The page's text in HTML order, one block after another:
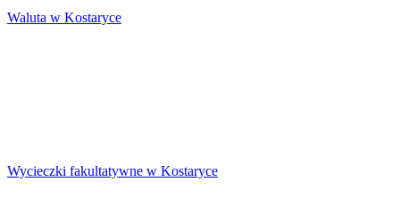
Waluta w Kostaryce
Wycieczki fakultatywne w Kostaryce